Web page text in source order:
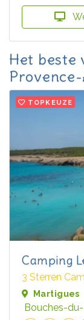
Het beste
TOPKEUZE
Camping
3 Sterren
Martigues
Bouches-